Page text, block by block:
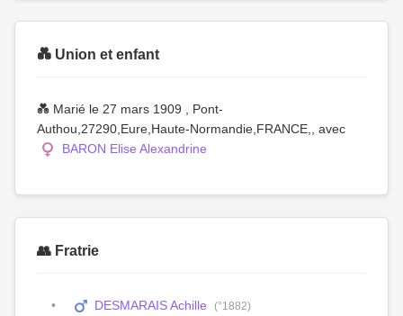
💑 Union et enfant
💑 Marié le 27 mars 1909 , Pont-
Authou,27290,Eure,Haute-Normandie,FRANCE,, avec
BARON Elise Alexandrine
👥 Fratrie
DESMARAIS Achille (°1882)